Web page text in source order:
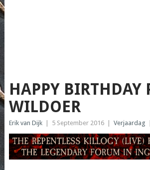
HAPPY BIRTHDAY
WILDOER
Erik van Dijk 5 September 2016 Verjaardag